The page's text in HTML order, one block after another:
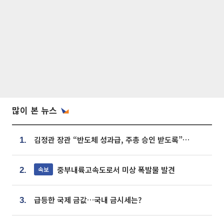
많이 본 뉴스
1. 김정관 장관 “반도체 성과급, 주총 승인 받도록”…상법·자본시장법 개정 시사
2. 속보 중부내륙고속도로서 미상 폭발물 발견
3. 급등한 국제 금값…국내 금시세는?